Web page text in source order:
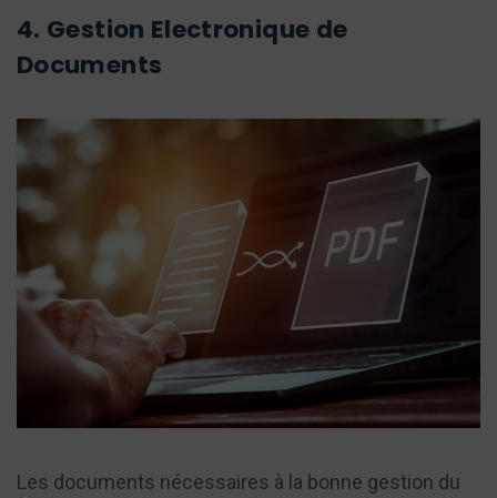
4. Gestion Electronique de
Documents
Les documents nécessaires à la bonne gestion du